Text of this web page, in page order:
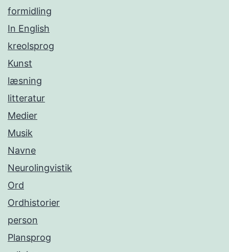
formidling
In English
kreolsprog
Kunst
læsning
litteratur
Medier
Musik
Navne
Neurolingvistik
Ord
Ordhistorier
person
Plansprog